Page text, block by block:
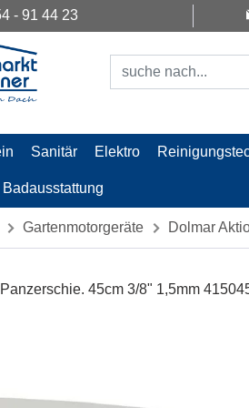
- 91 44 23
Sanitär Elektro
Badausstattung
Gartenmotorgeräte Dolmar
45cm 3/8" 1,5mm